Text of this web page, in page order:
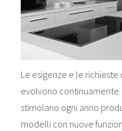
Le esigenze e le
evolvono
stimolano ogni anno
modelli con nuove